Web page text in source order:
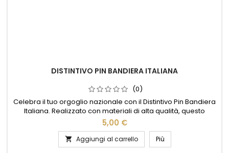
DISTINTIVO PIN BANDIERA ITALIANA
(0)
Celebra il tuo orgoglio nazionale con il Distintivo Pin Bandiera
Italiana. Realizzato con materiali di alta qualità, questo
elegante accessorio presenta i vivaci colori del tricolore
italiano, perfettamente smaltati per un look raffinato e
duraturo. Ideale per giacche, cappelli o borse, il pin è un
modo semplice e sofisticato per mostrare il tuo amore per...
5,00 €
 Aggiungi al carrello Più